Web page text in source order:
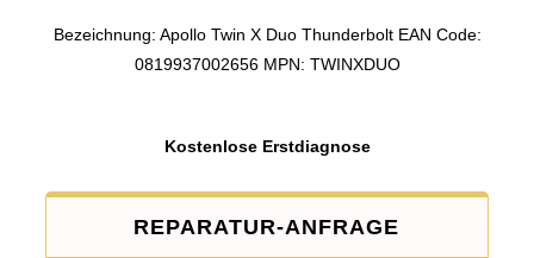
Bezeichnung: Apollo Twin X Duo Thunderbolt EAN Code:
0819937002656 MPN: TWINXDUO
Kostenlose Erstdiagnose
REPARATUR-ANFRAGE